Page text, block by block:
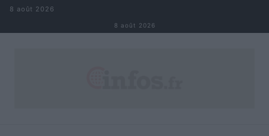
Aller au contenu
8 août 2026
8 août 2026